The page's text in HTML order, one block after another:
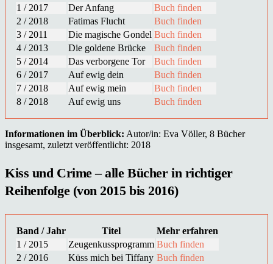
1 / 2017
Der Anfang
Buch finden
2 / 2018
Fatimas Flucht
Buch finden
3 / 2011
Die magische Gondel Buch finden
4 / 2013
Die goldene Brücke
Buch finden
5 / 2014
Das verborgene Tor
Buch finden
6 / 2017
Auf ewig dein
Buch finden
7 / 2018
Auf ewig mein
Buch finden
8 / 2018
Auf ewig uns Buch finden
Informationen im Überblick: Autor/in: Eva Völler, 8 Bücher
insgesamt, zuletzt veröffentlicht: 2018
Kiss und Crime – alle Bücher in richtiger
Reihenfolge (von 2015 bis 2016)
Band / Jahr Titel
Mehr erfahren
1 / 2015
Zeugenkussprogramm Buch finden
2 / 2016
Küss mich bei Tiffany Buch finden